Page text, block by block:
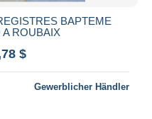
BAPTEME
A ROUBAIX
$
Gewerblicher Händler